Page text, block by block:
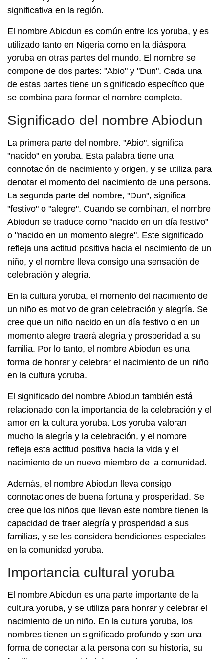
significativa en la región.
El nombre Abiodun es común entre los yoruba, y es
utilizado tanto en Nigeria como en la diáspora
yoruba en otras partes del mundo. El nombre se
compone de dos partes: "Abio" y "Dun". Cada una
de estas partes tiene un significado específico que
se combina para formar el nombre completo.
Significado del nombre Abiodun
La primera parte del nombre, "Abio", significa
"nacido" en yoruba. Esta palabra tiene una
connotación de nacimiento y origen, y se utiliza para
denotar el momento del nacimiento de una persona.
La segunda parte del nombre, "Dun", significa
"festivo" o "alegre". Cuando se combinan, el nombre
Abiodun se traduce como "nacido en un día festivo"
o "nacido en un momento alegre". Este significado
refleja una actitud positiva hacia el nacimiento de un
niño, y el nombre lleva consigo una sensación de
celebración y alegría.
En la cultura yoruba, el momento del nacimiento de
un niño es motivo de gran celebración y alegría. Se
cree que un niño nacido en un día festivo o en un
momento alegre traerá alegría y prosperidad a su
familia. Por lo tanto, el nombre Abiodun es una
forma de honrar y celebrar el nacimiento de un niño
en la cultura yoruba.
El significado del nombre Abiodun también está
relacionado con la importancia de la celebración y el
amor en la cultura yoruba. Los yoruba valoran
mucho la alegría y la celebración, y el nombre
refleja esta actitud positiva hacia la vida y el
nacimiento de un nuevo miembro de la comunidad.
Además, el nombre Abiodun lleva consigo
connotaciones de buena fortuna y prosperidad. Se
cree que los niños que llevan este nombre tienen la
capacidad de traer alegría y prosperidad a sus
familias, y se les considera bendiciones especiales
en la comunidad yoruba.
Importancia cultural yoruba
El nombre Abiodun es una parte importante de la
cultura yoruba, y se utiliza para honrar y celebrar el
nacimiento de un niño. En la cultura yoruba, los
nombres tienen un significado profundo y son una
forma de conectar a la persona con su historia, su